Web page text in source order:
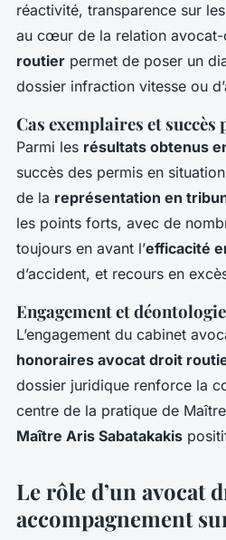
réactivité, transparence sur
au cœur de la relation
routier permet de poser un
dossier infraction vitesse ou
Cas exemplaires et
Parmi les résultats obtenus
succès des permis en
de la représentation en
les points forts, avec de
toujours en avant l’efficacité
d’accident, et recours en
Engagement et
L’engagement du cabinet
honoraires avocat droit
dossier juridique renforce la
centre de la pratique de
Maître Aris Sabatakakis
Le rôle d’un avocat
accompagnement